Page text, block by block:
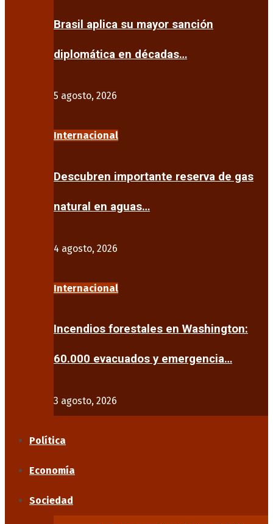
Brasil aplica su mayor sanción
diplomática en décadas…
5 agosto, 2026
Internacional
Descubren importante reserva de gas
natural en aguas…
4 agosto, 2026
Internacional
Incendios forestales en Washington:
60.000 evacuados y emergencia…
3 agosto, 2026
Política
Economía
Sociedad